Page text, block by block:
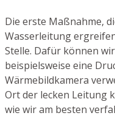
Die erste Maßnahme,
Wasserleitung
Stelle. Dafür können
beispielsweise eine
Wärmebildkamera
Ort der lecken Leitung
wie wir am besten